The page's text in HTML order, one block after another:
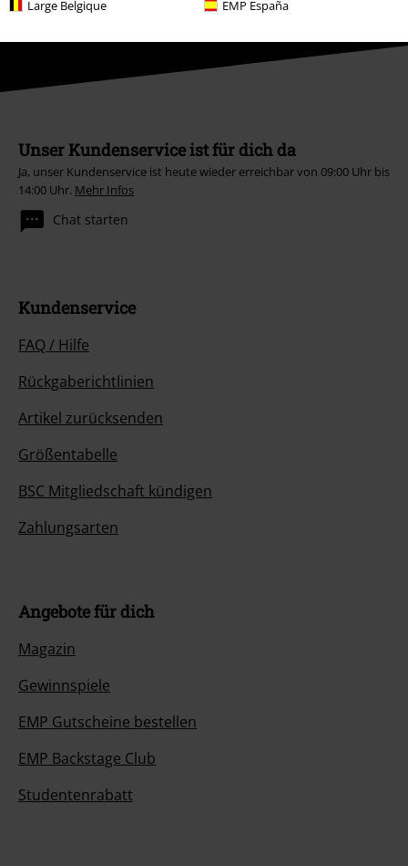
Large Belgique EMP España
sind von der Aktion ausgeschlossen.
Unser Kundenservice ist für dich da
Ja, unser Kundenservice ist heute wieder erreichbar von 09:00 Uhr bis
14:00 Uhr. Mehr Infos
Chat starten
Kundenservice
FAQ / Hilfe
Rückgaberichtlinien
Artikel zurücksenden
Größentabelle
BSC Mitgliedschaft kündigen
Zahlungsarten
Angebote für dich
Magazin
Gewinnspiele
EMP Gutscheine bestellen
EMP Backstage Club
Studentenrabatt